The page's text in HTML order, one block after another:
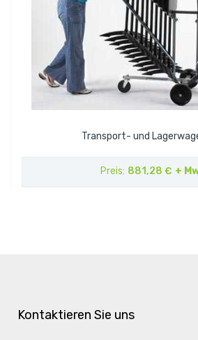
Transport- und
Preis 881,28 € +
Kontaktieren Sie uns